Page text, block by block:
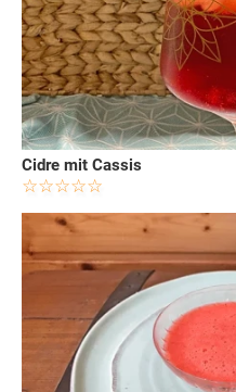
Cidre mit Cassis